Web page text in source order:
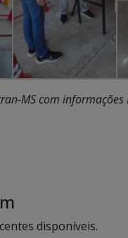
MS com informações
disponíveis.